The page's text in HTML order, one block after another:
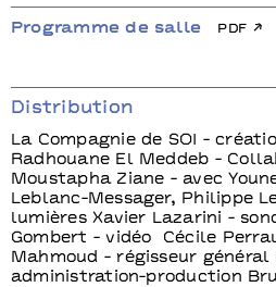
Programme de salle pdf
Distribution
La Compagnie de SOI -
Radhouane El Meddeb -
Moustapha Ziane - avec
Leblanc-Messager, Philippe
lumières Xavier Lazarini -
Gombert - vidéo Cécile
Mahmoud - régisseur
administration-production